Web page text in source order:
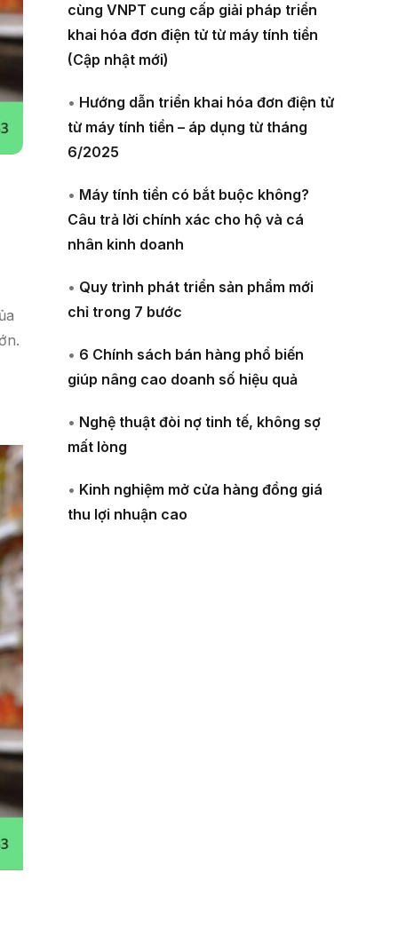
cùng VNPT cung cấp giải pháp triển
khai hóa đơn điện tử từ máy tính tiền
(Cập nhật mới)
• Hướng dẫn triển khai hóa đơn điện tử
từ máy tính tiền – áp dụng từ tháng
6/2025
• Máy tính tiền có bắt buộc không?
Câu trả lời chính xác cho hộ và cá
nhân kinh doanh
• Quy trình phát triển sản phẩm mới
chỉ trong 7 bước
• 6 Chính sách bán hàng phổ biến
giúp nâng cao doanh số hiệu quả
• Nghệ thuật đòi nợ tinh tế, không sợ
mất lòng
• Kinh nghiệm mở cửa hàng đồng giá
thu lợi nhuận cao